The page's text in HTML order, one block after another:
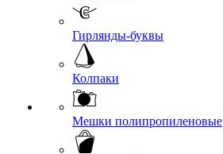
Гирлянды-буквы
Колпаки
Мешки полипропиленовые